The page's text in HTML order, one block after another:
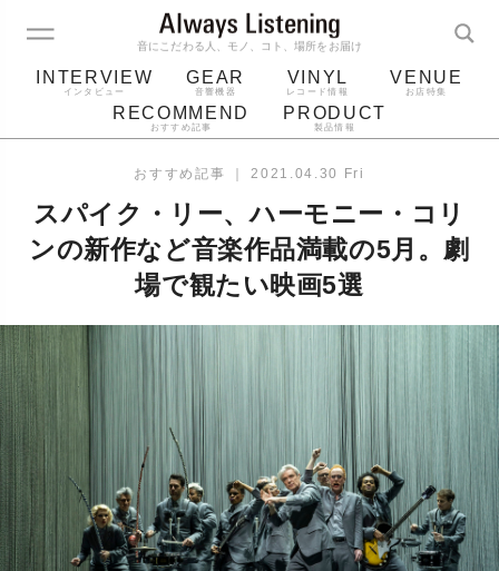
音にこだわる人、モノ、コト、場所をお届け
INTERVIEW
インタビュー
GEAR
音響機器
VINYL
レコード情報
VENUE
お店特集
RECOMMEND
おすすめ記事
PRODUCT
製品情報
レコード針
おすすめ記事 ｜ 2021.04.30 Fri
スパイク・リー、ハーモニー・コリ
ンの新作など音楽作品満載の5月。劇
場で観たい映画5選